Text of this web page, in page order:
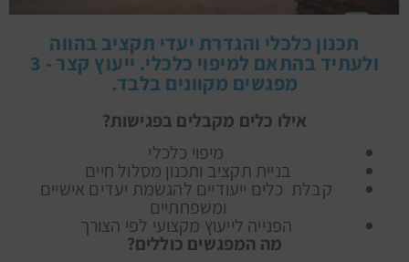
תכנון כלכלי והגדרת יעדי תקציב בהווה
ולעתיד בהתאם למיפוי כלכלי. ייעוץ קצר - 3
מפגשים מקוונים בלבד.
אילו כלים מקבלים בפגישות?
מיפוי כלכלי
בניית תקציב ותכנון מסלול חיים
קבלת כלים ייעודיים להגשמת יעדים אישיים
ומשפחתיים
הפנייה לייעוץ מקצועי לפי הצורך
מה המפגשים כוללים?